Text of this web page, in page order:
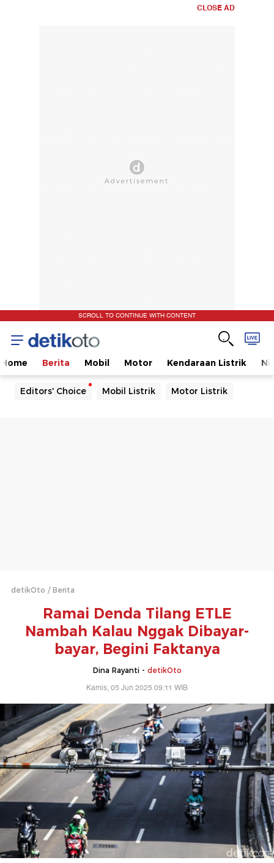
CLOSE AD
SCROLL TO CONTINUE WITH CONTENT
Home Berita Mobil Motor Kendaraan Listrik
Editors' Choice Mobil Listrik Motor Listrik
detikOto Berita
Ramai Denda Tilang ETLE
Nambah Kalau Nggak Dibayar-
bayar, Begini Faktanya
Dina Rayanti - detikOto
Kamis, 05 Jun 2025 09:11 WIB